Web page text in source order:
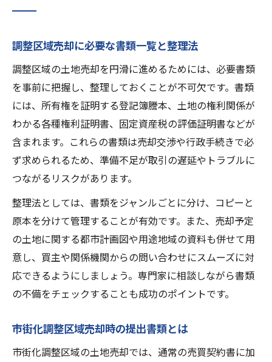
調整区域売却に必要な書類一覧と整理法
調整区域の土地売却を円滑に進めるためには、必要書類
を事前に把握し、整理しておくことが不可欠です。書類
には、所有権を証明する登記簿謄本、土地の権利関係が
わかる各種権利証明書、固定資産税の評価証明書などが
含まれます。これらの書類は売却交渉や行政手続きで必
ず求められるため、準備不足が取引の遅延やトラブルに
つながるリスクがあります。
整理法としては、書類をジャンルごとに分け、コピーと
原本を分けて管理することが有効です。また、売却予定
の土地に関する都市計画図や用途地域の資料も併せて用
意し、買主や関係機関からの問い合わせにスムーズに対
応できるようにしましょう。専門家に相談しながら書類
の不備をチェックすることも成功のポイントです。
市街化調整区域売却時の提出書類とは
市街化調整区域の土地売却では、通常の売買契約書に加